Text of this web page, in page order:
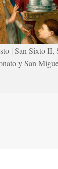
| San Sixto II,
y San